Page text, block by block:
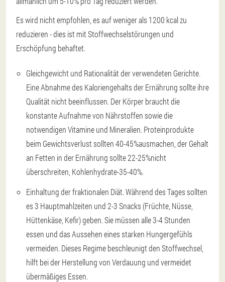
Es wird nicht empfohlen, es auf weniger als 1200 kcal zu
reduzieren - dies ist mit Stoffwechselstörungen und
Erschöpfung behaftet.
Gleichgewicht und Rationalität der verwendeten Gerichte.
Eine Abnahme des Kaloriengehalts der Ernährung sollte ihre
Qualität nicht beeinflussen. Der Körper braucht die
konstante Aufnahme von Nährstoffen sowie die
notwendigen Vitamine und Mineralien. Proteinprodukte
beim Gewichtsverlust sollten 40-45%ausmachen, der Gehalt
an Fetten in der Ernährung sollte 22-25%nicht
überschreiten, Kohlenhydrate-35-40%.
Einhaltung der fraktionalen Diät. Während des Tages sollten
es 3 Hauptmahlzeiten und 2-3 Snacks (Früchte, Nüsse,
Hüttenkäse, Kefir) geben. Sie müssen alle 3-4 Stunden
essen und das Aussehen eines starken Hungergefühls
vermeiden. Dieses Regime beschleunigt den Stoffwechsel,
hilft bei der Herstellung von Verdauung und vermeidet
übermäßiges Essen.